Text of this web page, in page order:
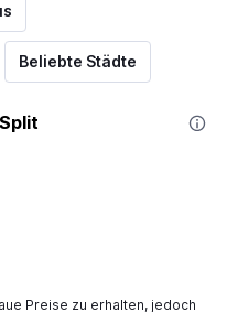
Beliebte Städte
Preise zu erhalten, jedoch